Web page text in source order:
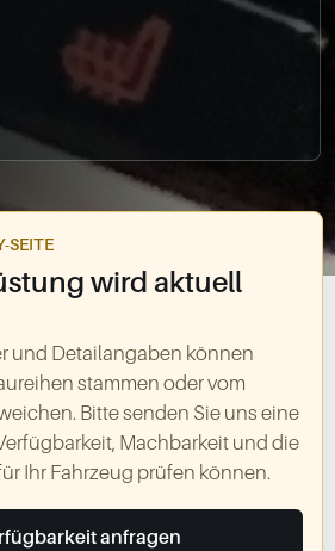
SEITE
wird aktuell
und Detailangaben können
stammen oder vom
Bitte senden Sie uns eine
Machbarkeit und die
Ihr Fahrzeug prüfen können.
anfragen